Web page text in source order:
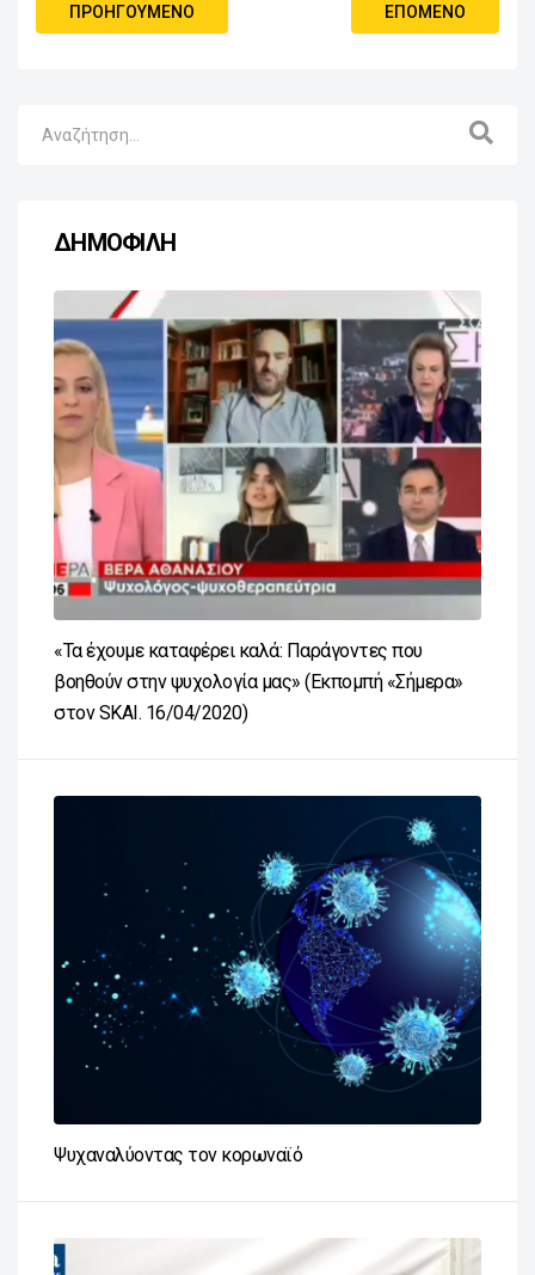
ΠΡΟΗΓΟΎΜΕΝΟ ΕΠΌΜΕΝΟ
ΔΗΜΟΦΙΛΗ
«Τα έχουμε καταφέρει καλά: Παράγοντες που
βοηθούν στην ψυχολογία μας» (Εκπομπή «Σήμερα»
στον SKAI. 16/04/2020)
Ψυχαναλύοντας τον κορωναϊό